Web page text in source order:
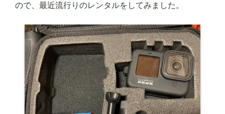
ので、最近流行りのレンタルをしてみました。